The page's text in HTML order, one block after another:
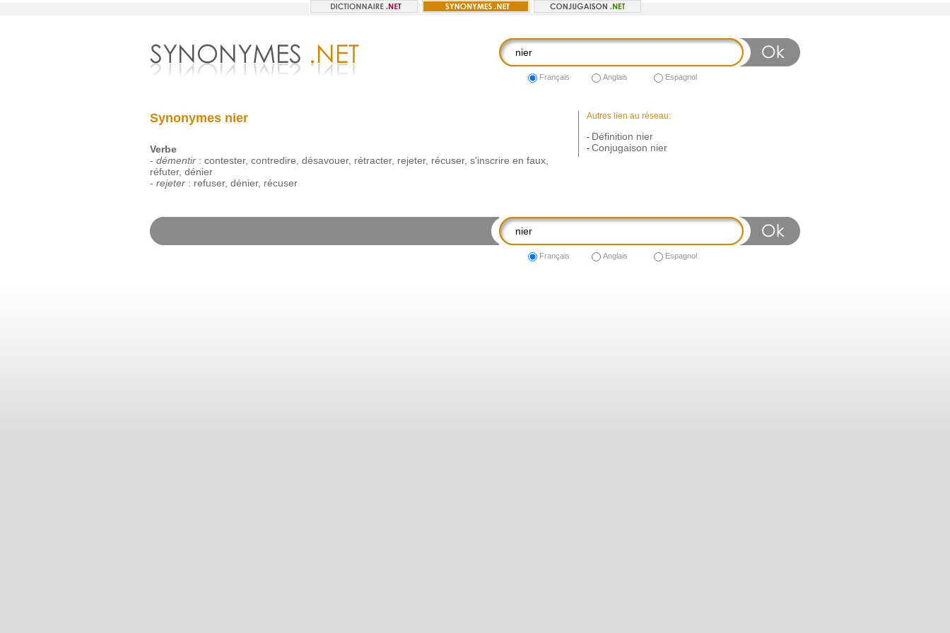
Français Anglais Espagnol
Synonymes nier
Verbe
- démentir: contester, contredire désavouer, rétracter, rejeter, récuser, s'inscrire en faux,
réfuter, dénier
- rejeter: refuser, dénier, récuser
Autres lien au réseau:
- Définition nier
- Conjugaison nier
Français Anglais Espagnol